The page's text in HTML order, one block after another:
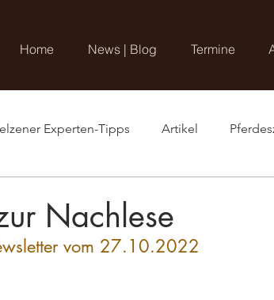
Home News | Blog Termine
Experten-Tipps Artikel
Nachlese
vom 27.10.2022